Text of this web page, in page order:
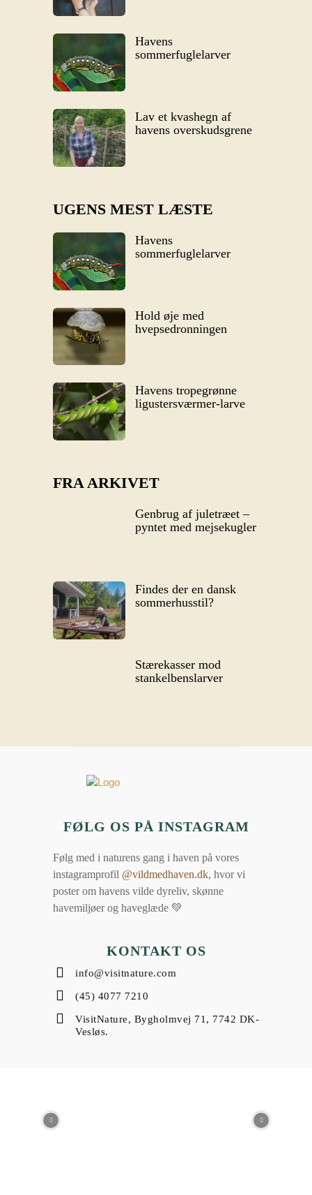
Havens
sommerfuglelarver
Lav et kvashegn af
havens overskudsgrene
UGENS MEST LÆSTE
Havens
sommerfuglelarver
Hold øje med
hvepsedronningen
Havens tropegrønne
ligustersværmer-larve
FRA ARKIVET
Genbrug af juletræet –
pyntet med mejsekugler
Findes der en dansk
sommerhusstil?
Stærekasser mod
stankelbenslarver
FØLG OS PÅ INSTAGRAM
Følg med i naturens gang i haven på vores
instagramprofil @vildmedhaven.dk, hvor vi
poster om havens vilde dyreliv, skønne
havemiljøer og haveglæde 💚
KONTAKT OS
info@visitnature.com
(45) 4077 7210
VisitNature, Bygholmvej 71, 7742 DK-
Vesløs.